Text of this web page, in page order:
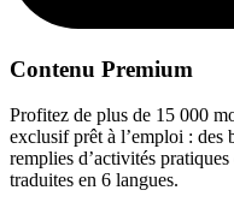
Contenu Premium
Profitez de plus de 15 000
exclusif prêt à l’emploi : des
remplies d’activités
traduites en 6 langues.